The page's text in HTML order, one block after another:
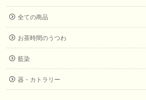
全ての商品
お茶時間のうつわ
藍染
器・カトラリー